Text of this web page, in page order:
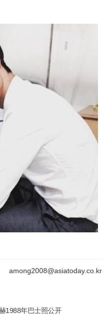
among2008@asiatoday.co.kr
1988年巴士照公开